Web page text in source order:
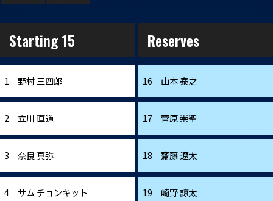
Starting 15
1 野村 三四郎
2 立川 直道
3 奈良 真弥
4 サム チョンキット
Reserves
16 山本 泰之
17 菅原 崇聖
18 齋藤 遼太
19 崎野 諒太